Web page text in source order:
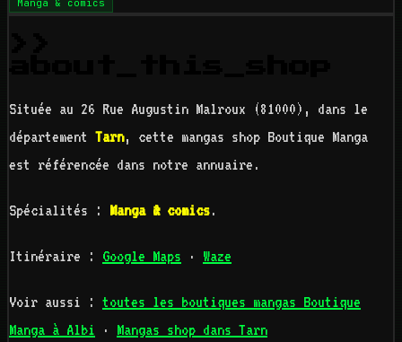
Manga & comics
Située au 26 Rue Augustin Malroux (81000), dans le
département Tarn, cette mangas shop Boutique Manga
est référencée dans notre annuaire.
Spécialités : Manga & comics.
Itinéraire : Google Maps · Waze
Voir aussi : toutes les boutiques mangas Boutique
Manga à Albi · Mangas shop dans Tarn